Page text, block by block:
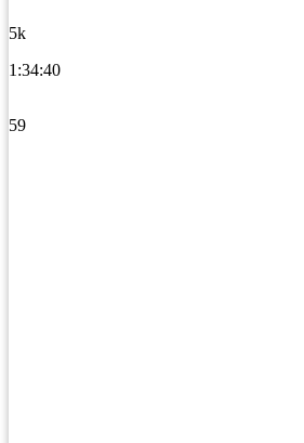
5k
1:34:40
59